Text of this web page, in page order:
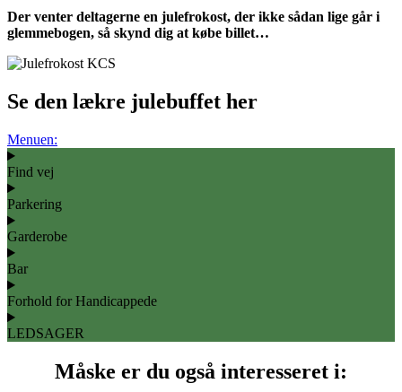
Der venter deltagerne en julefrokost, der ikke sådan lige går i
glemmebogen, så skynd dig at købe billet…
Se den lækre julebuffet her
Menuen:
Find vej
Parkering
Garderobe
Bar
Forhold for Handicappede
LEDSAGER
Måske er du også interesseret i: